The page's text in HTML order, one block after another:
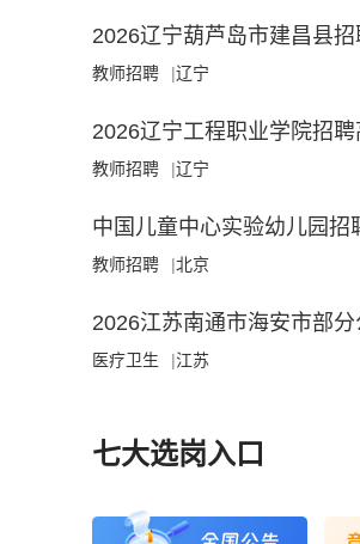
2026辽宁葫芦岛市建昌县
教师招聘 |辽宁
2026辽宁工程职业学院招
教师招聘 |辽宁
中国儿童中心实验幼儿园招
教师招聘 |北京
2026江苏南通市海安市部
医疗卫生 |江苏
七大选岗入口